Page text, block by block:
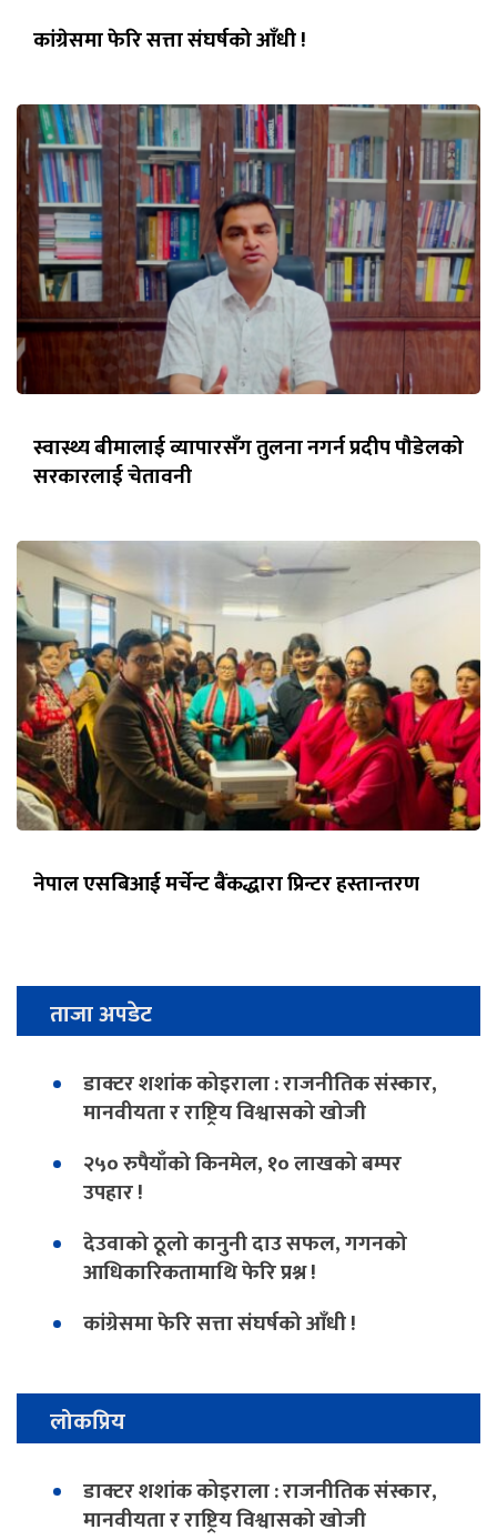
कांग्रेसमा फेरि सत्ता संघर्षको आँधी !
स्वास्थ्य बीमालाई व्यापारसँग तुलना नगर्न प्रदीप पौडेलको
सरकारलाई चेतावनी
नेपाल एसबिआई मर्चेन्ट बैंकद्धारा प्रिन्टर हस्तान्तरण
ताजा अपडेट
डाक्टर शशांक कोइराला : राजनीतिक संस्कार,
मानवीयता र राष्ट्रिय विश्वासको खोजी
२५० रुपैयाँको किनमेल, १० लाखको बम्पर
उपहार !
देउवाको ठूलो कानुनी दाउ सफल, गगनको
आधिकारिकतामाथि फेरि प्रश्न !
कांग्रेसमा फेरि सत्ता संघर्षको आँधी !
लोकप्रिय
डाक्टर शशांक कोइराला : राजनीतिक संस्कार,
मानवीयता र राष्ट्रिय विश्वासको खोजी